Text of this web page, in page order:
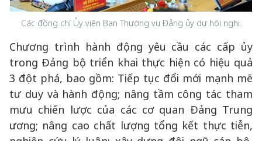
Các đồng chí Ủy viên Ban Thường vụ Đảng ủy dự hội nghị.
Chương trình hành động yêu cầu các cấp ủy
trong Đảng bộ triển khai thực hiện có hiệu quả
3 đột phá, bao gồm: Tiếp tục đổi mới mạnh mẽ
tư duy và hành động; nâng tầm công tác tham
mưu chiến lược của các cơ quan Đảng Trung
ương; nâng cao chất lượng tổng kết thực tiễn,